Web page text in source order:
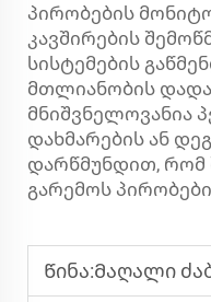
პირობების
კავშირების
სისტემების
მთლიანობის
მნიშვნელოვანია
დახმარების ან
დარწმუნდით, რომ
გარემოს
Წინა:Მაღალი ძაბვის IGBT მოდულები